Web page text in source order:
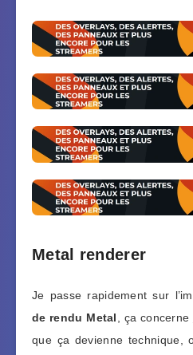
Metal renderer
Je passe rapidement sur
de rendu Metal
, ça concerne
que ça devienne technique,